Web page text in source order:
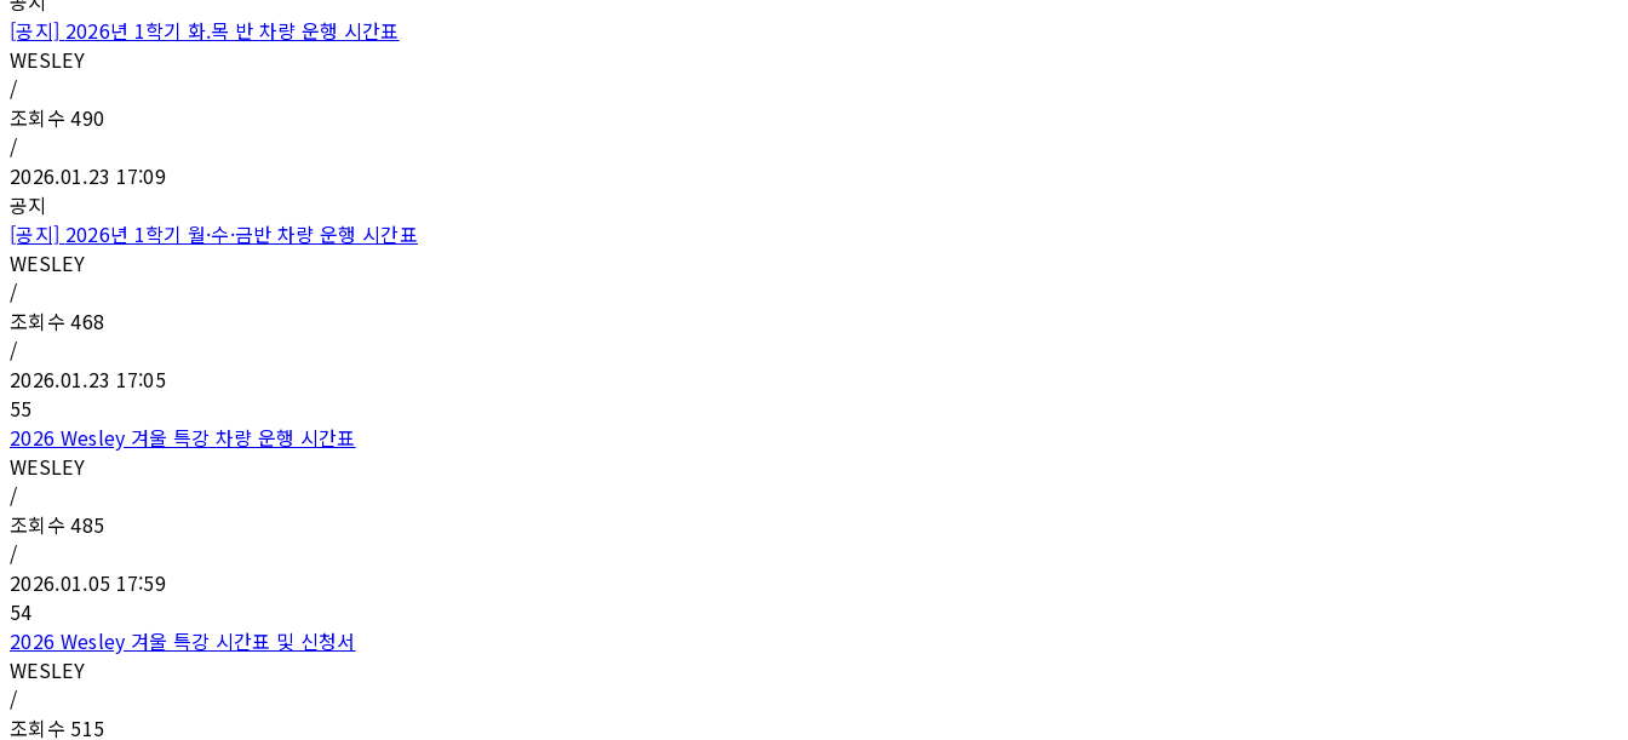
[공지] 2026년 1학기 화.목 반 차량 운행 시간표
WESLEY
/
조회수490
/
2026.01.23 17:09
공지
[공지] 2026년 1학기 월·수·금반 차량 운행 시간표
WESLEY
/
조회수468
/
2026.01.23 17:05
55
2026 Wesley 겨울 특강 차량 운행 시간표
WESLEY
/
조회수485
/
2026.01.05 17:59
54
2026 Wesley 겨울 특강 시간표 및 신청서
WESLEY
/
조회수 515